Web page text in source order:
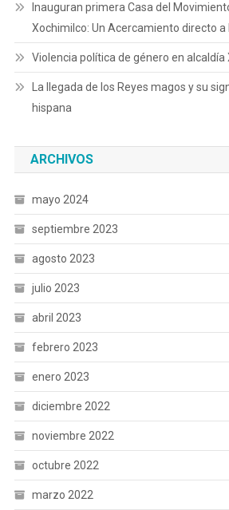
Inauguran primera Casa del
Xochimilco: Un Acercamiento directo a
Violencia política de género en alcaldía
La llegada de los Reyes magos y su
hispana
ARCHIVOS
mayo 2024
septiembre 2023
agosto 2023
julio 2023
abril 2023
febrero 2023
enero 2023
diciembre 2022
noviembre 2022
octubre 2022
marzo 2022